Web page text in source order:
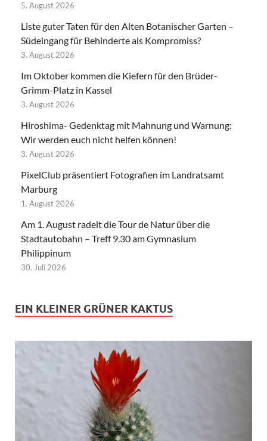
5. August 2026
Liste guter Taten für den Alten Botanischer Garten –
Südeingang für Behinderte als Kompromiss?
3. August 2026
Im Oktober kommen die Kiefern für den Brüder-
Grimm-Platz in Kassel
3. August 2026
Hiroshima- Gedenktag mit Mahnung und Warnung:
Wir werden euch nicht helfen können!
3. August 2026
PixelClub präsentiert Fotografien im Landratsamt
Marburg
1. August 2026
Am 1. August radelt die Tour de Natur über die
Stadtautobahn – Treff 9.30 am Gymnasium
Philippinum
30. Juli 2026
EIN KLEINER GRÜNER KAKTUS